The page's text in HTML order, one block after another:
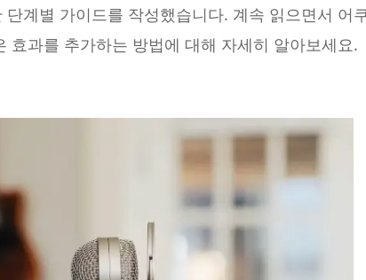
계별 가이드를 작성했습니다. 계속 읽으면서 어
효과를 추가하는 방법에 대해 자세히 알아보세요.